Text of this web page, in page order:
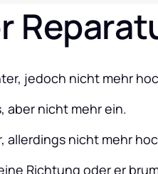
jedoch nicht mehr
aber nicht mehr ein.
allerdings nicht mehr
Richtung oder er